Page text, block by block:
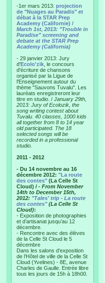
-1er mars 2013: projection
de "Nuages au Paradis" et
débat à la STAR Prep
Academy (Californie) /
March 1st, 2013: "Trouble in
Paradise" screening and
debate at the STAR Prep
Academy (California)
- 29 janvier 2013: Jury
d'Ecolo'zik , le concours
d'écriture de chansons
organisé par la Ligue de
l'Enseignement autour du
thème "Sauvons Tuvalu". Les
lauréats enregistreront leur
titre en studio. / January 29th,
2013: Jury of Ecolozik, the
song writing contest about
Tuvalu. 40 classes, 1000 kids
all together from 8 to 14 year
old participated. The 18
selected songs will be
recorded in a professional
studio.
2011 - 2012
- Du 14 novembre au 16
décembre 2012: "La route
des contes" (La Celle St
Cloud) / - From November
14th to December 15th,
2012: "Tales' trip - La route
des contes"(La Celle St
Cloud):
- Exposition de photographies
et d’artisanat jusqu’au 12
décembre.
- Rencontre avec des élèves
de la Celle St Cloud le 5
décembre
Dans les salons d’exposition
de l’Hôtel de ville de la Celle St
Cloud (Yvelines) - 8E, avenue
Charles de Gaulle. Entrée libre
tous les jours de 15h à 18h00.